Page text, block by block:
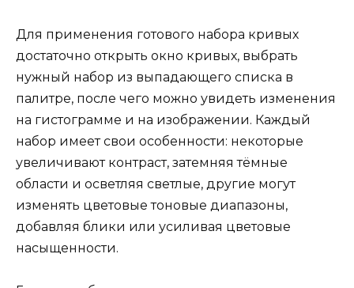
Для применения готового набора кривых
достаточно открыть окно кривых, выбрать
нужный набор из выпадающего списка в
палитре, после чего можно увидеть изменения
на гистограмме и на изображении. Каждый
набор имеет свои особенности: некоторые
увеличивают контраст, затемняя тёмные
области и осветляя светлые, другие могут
изменять цветовые тоновые диапазоны,
добавляя блики или усиливая цветовые
насыщенности.